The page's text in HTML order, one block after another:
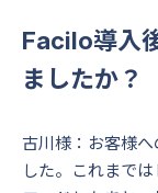
Facilo導入
ましたか？
古川様：お客様
した。これまで